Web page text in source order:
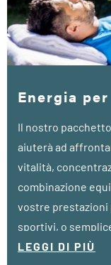
Energia
Il nostro
aiuterà ad
vitalità,
combinazione
vostre
sportivi, o
vita quotidiana con
LEGGI DI PIÙ